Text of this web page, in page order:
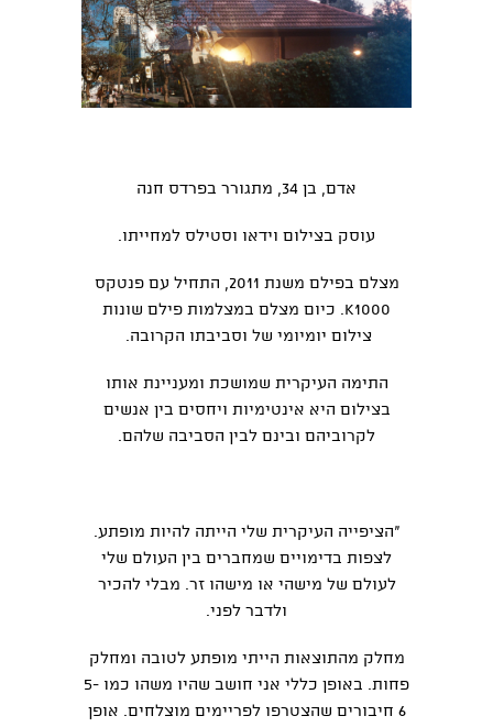
אדם, בן 34, מתגורר בפרדס חנה
עוסק בצילום וידאו וסטילס למחייתו.
מצלם בפילם משנת 2011, התחיל עם פנטקס
K1000. כיום מצלם במצלמות פילם שונות
צילום יומיומי של וסביבתו הקרובה.
התימה העיקרית שמושכת ומעניינת אותו
בצילום היא אינטימיות ויחסים בין אנשים
לקרוביהם ובינם לבין הסביבה שלהם.
"הציפייה העיקרית שלי הייתה להיות מופתע.
לצפות בדימויים שמחברים בין העולם שלי
לעולם של מישהי או מישהו זר. מבלי להכיר
ולדבר לפני.
מחלק מהתוצאות הייתי מופתע לטובה ומחלק
פחות. באופן כללי אני חושב שהיו משהו כמו 5-
6 חיבורים שהצטרפו לפריימים מוצלחים. אופן